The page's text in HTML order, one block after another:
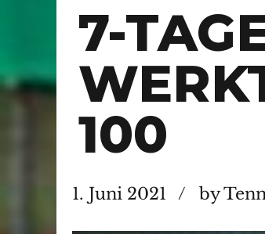
7-
100
1. Juni 2021 by